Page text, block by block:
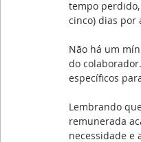
tempo
cinco) dias por
Não há um
do
específicos
Lembrando
remunerada
necessidade e